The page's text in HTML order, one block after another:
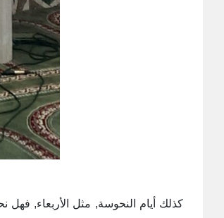
كذلك أيام النحوسة, مثل الأربعاء, فهل